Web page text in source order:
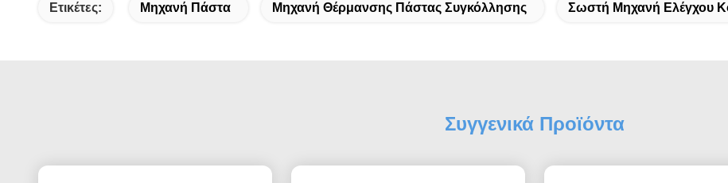
Ετικέτες: Μηχανή Πάστα Μηχανή Θέρμανσης Πάστας Συγκόλλησης Σωστή Μηχανή Ελέγχου
Συγγενικά Προϊόντα